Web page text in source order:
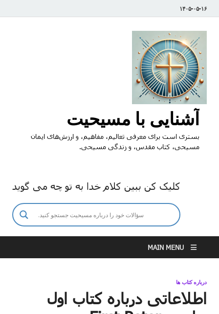
۱۴۰۵-۰۵-۱۶
آشنایی با مسیحیت
بستری است برای معرفی تعالیم، مفاهیم، و ارزش‌های ایمان
مسیحی، کتاب مقدس، و زندگی مسیحی.
کلیک کن ببین کلام خدا به تو چه می گوید
MAIN MENU
درباره کتاب ها
اطلاعاتی درباره کتاب اول